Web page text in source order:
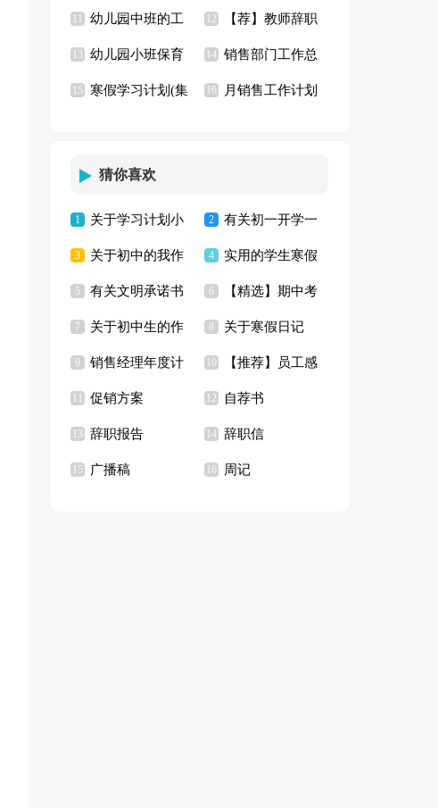
作计划
幼儿园中班的工
作总结
12 【荐】教师辞职
信
13 幼儿园小班保育
员工作总结
14 销售部门工作总
结15篇
15 寒假学习计划(集 16 月销售工作计划
猜你喜欢
1 关于学习计划小
学模板七篇
2 有关初一开学一
天作文集合六篇
3 关于初中的我作
文600字集锦五篇
4 实用的学生寒假
学习计划3篇
5 有关文明承诺书
范文合集六篇
6 【精选】期中考
试作文4篇
7 关于初中生的作
文600字汇编十篇
8 关于寒假日记
【荐】
9 销售经理年度计
划范文四篇
10 【推荐】员工感
谢信范文集合十篇
促销方案 12 自荐书
13 辞职报告 14 辞职信
15 广播稿 16 周记